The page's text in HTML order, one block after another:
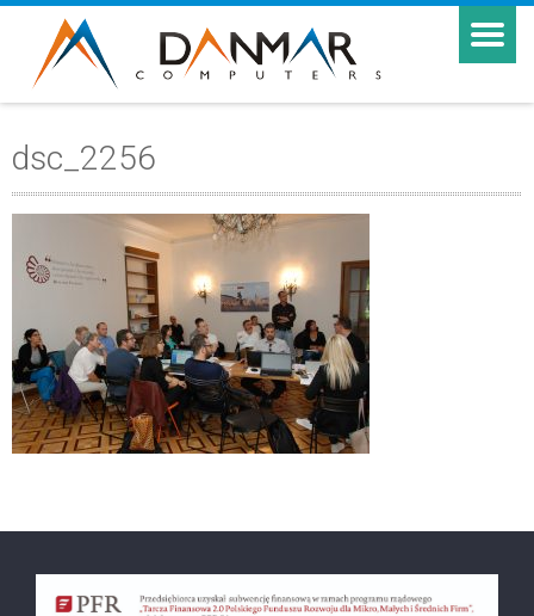
dsc_2256